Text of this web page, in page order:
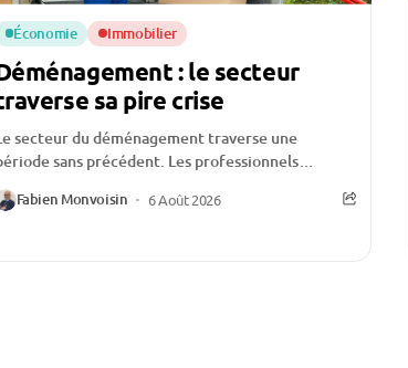
Économie Immobilier
: le secteur
sa pire crise
secteur du déménagement traverse une
sans précédent. Les professionnels
évoquent une activité historiquement faible,
allant jusqu’à affirmer qu’ils n’ont «...
Fabien Monvoisin 6 Août 2026